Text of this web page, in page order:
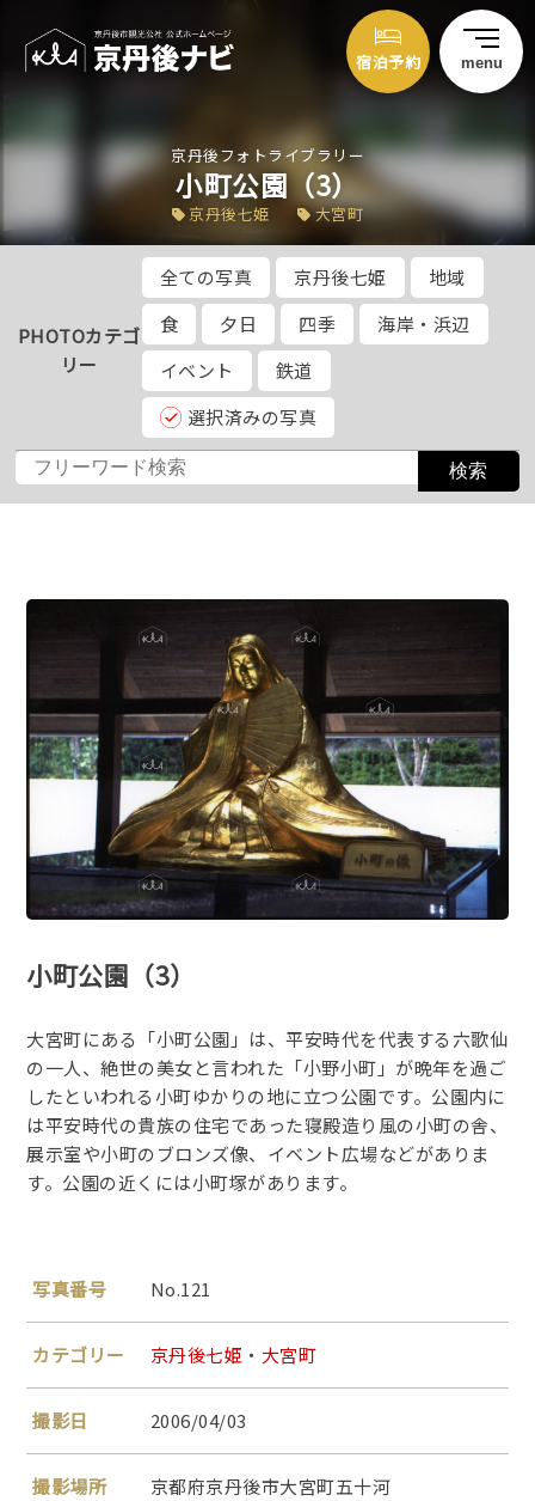
宿泊予約 menu
京丹後フォトライブラリー
小町公園（3）
京丹後七姫 大宮町
PHOTOカテゴ
リー
全ての写真 京丹後七姫
地域
食
夕日 四季
海岸・浜辺
イベント
鉄道
選択済みの写真
小町公園（3）
大宮町にある「小町公園」は、平安時代を代表する六歌仙
の一人、絶世の美女と言われた「小野小町」が晩年を過ご
したといわれる小町ゆかりの地に立つ公園です。公園内に
は平安時代の貴族の住宅であった寝殿造り風の小町の舎、
展示室や小町のブロンズ像、イベント広場などがありま
す。公園の近くには小町塚があります。
写真番号 No.121
カテゴリー 京丹後七姫 ・ 大宮町
撮影日 2006/04/03
撮影場所 京都府京丹後市大宮町五十河